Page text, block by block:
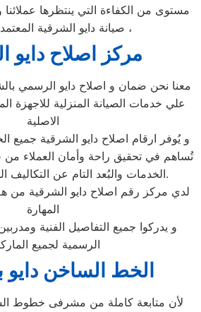
مستوى من الكفاءة التي ينتظرها عملائنا
صيانة دايو الشرقية المعتمد بالشرقية ،
مركز اصلاح دايو
معنا نحن ضمان و اصلاح دايو الرسمي
علي خدمات الصيانة المنزلية للاجهزة
الاصلية
و يُوفر ارقام اصلاح دايو الشرقية جميع
تُساهم في تحقيق راحة وأمان العملاء
الخدمات والبُعد التام عن التكاليف المالية باهظة الثمن.
لدي مركز رقم اصلاح دايو الشرقية من
المهارة
الرسمية لجميع
الخط الساخن دايو
لأن متابعة كاملة من مشرفى خطوط